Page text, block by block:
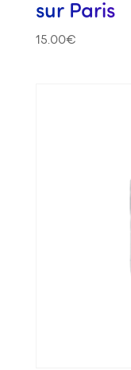
sur Paris
15.00€